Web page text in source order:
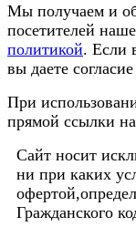
Мы получаем и
посетителей
политикой. Если
вы даете
При
прямой ссылки
Сайт носит
ни при каких
Гражданского